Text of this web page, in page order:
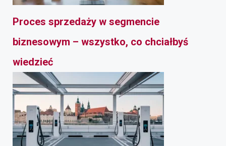
Proces sprzedaży w segmencie
biznesowym – wszystko, co chciałbyś
wiedzieć